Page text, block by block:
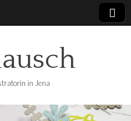
in Jena